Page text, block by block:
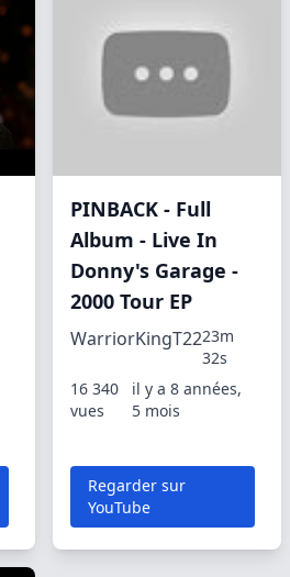
PINBACK - Full
Album - Live In
Donny's Garage -
2000 Tour EP
WarriorKingT2223m
32s
16 340
vues
il y a 8 années,
5 mois
Regarder sur
YouTube